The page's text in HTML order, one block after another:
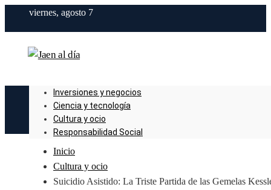
viernes, agosto 7
Inversiones y negocios
Ciencia y tecnología
Cultura y ocio
Responsabilidad Social
Inicio
Cultura y ocio
Suicidio Asistido: La Triste Partida de las Gemelas